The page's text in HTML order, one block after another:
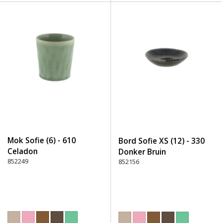
Mok Sofie (6) - 610
Celadon
852249
Bord Sofie XS (12) - 330
Donker Bruin
852156